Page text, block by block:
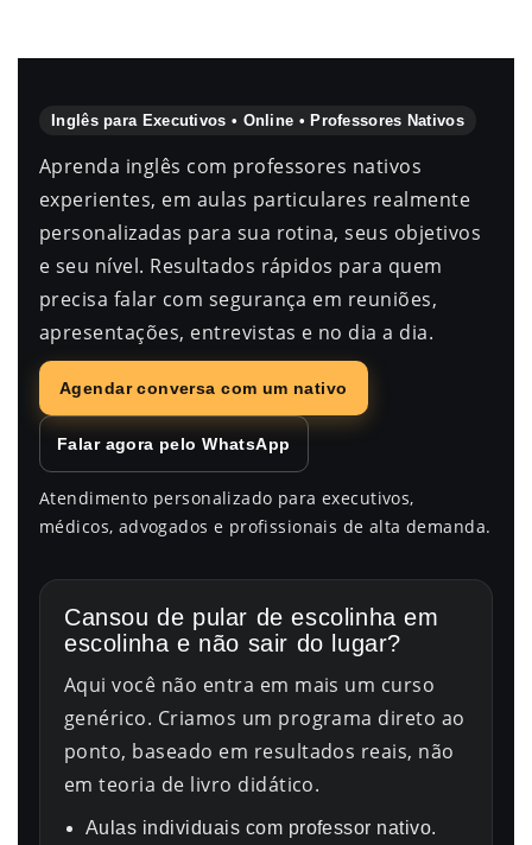
Inglês para Executivos • Online • Professores Nativos
Aprenda inglês com professores nativos
experientes, em aulas particulares realmente
personalizadas para sua rotina, seus objetivos
e seu nível. Resultados rápidos para quem
precisa falar com segurança em reuniões,
apresentações, entrevistas e no dia a dia.
Agendar conversa com um nativo
Falar agora pelo WhatsApp
Atendimento personalizado para executivos,
médicos, advogados e profissionais de alta demanda.
Cansou de pular de escolinha em
escolinha e não sair do lugar?
Aqui você não entra em mais um curso
genérico. Criamos um programa direto ao
ponto, baseado em resultados reais, não
em teoria de livro didático.
Aulas individuais com professor nativo.